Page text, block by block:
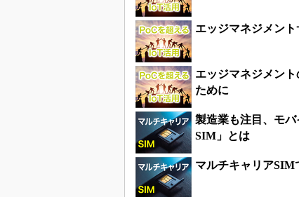
エッジマネジメン
エッジマネジメン
ために
製造業も注目、モ
SIM」とは
マルチキャリアSIM